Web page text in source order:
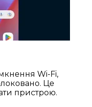
Wi-Fi,
Це
пристрою.